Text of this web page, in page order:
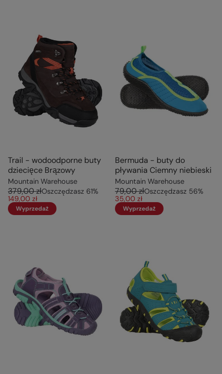
Trail - wodoodporne buty
dziecięce Brązowy
Mountain Warehouse
379,00 złOszczędzasz 61%
149,00 zł
Wyprzedaż
Bermuda - buty do
pływania Ciemny niebieski
Mountain Warehouse
79,00 złOszczędzasz 56%
35,00 zł
Wyprzedaż